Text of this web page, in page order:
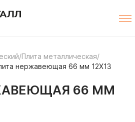
/Плита металлическая/
нержавеющая 66 мм 12Х13
66 ММ